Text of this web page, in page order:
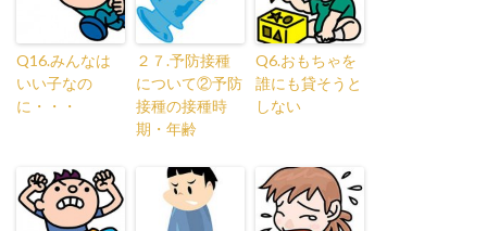
Q16.みんなは
いい子なの
に・・・
２７.予防接種
について②予防
接種の接種時
期・年齢
Q6.おもちゃを
誰にも貸そうと
しない